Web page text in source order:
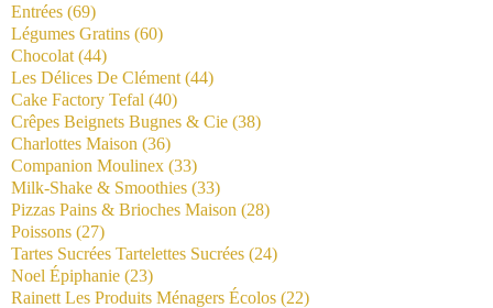
Entrées (69)
Légumes Gratins (60)
Chocolat (44)
Les Délices De Clément (44)
Cake Factory Tefal (40)
Crêpes Beignets Bugnes & Cie (38)
Charlottes Maison (36)
Companion Moulinex (33)
Milk-Shake & Smoothies (33)
Pizzas Pains & Brioches Maison (28)
Poissons (27)
Tartes Sucrées Tartelettes Sucrées (24)
Noel Épiphanie (23)
Rainett Les Produits Ménagers Écolos (22)